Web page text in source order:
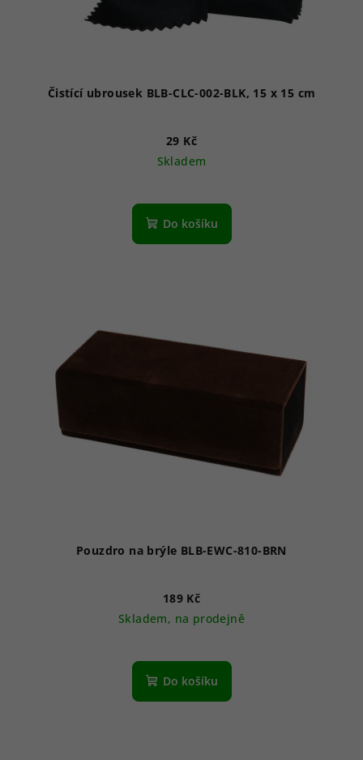
Čistící ubrousek BLB-CLC-002-BLK, 15 x 15 cm
29 Kč
Skladem
Do košíku
Pouzdro na brýle BLB-EWC-810-BRN
189 Kč
Skladem, na prodejně
Do košíku